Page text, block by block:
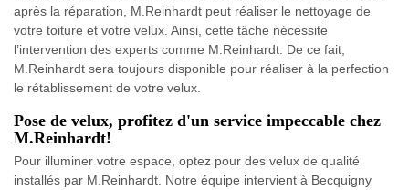
après la réparation, M.Reinhardt peut réaliser le nettoyage de
votre toiture et votre velux. Ainsi, cette tâche nécessite
l’intervention des experts comme M.Reinhardt. De ce fait,
M.Reinhardt sera toujours disponible pour réaliser à la perfection
le rétablissement de votre velux.
Pose de velux, profitez d'un service impeccable chez
M.Reinhardt!
Pour illuminer votre espace, optez pour des velux de qualité
installés par M.Reinhardt. Notre équipe intervient à Becquigny